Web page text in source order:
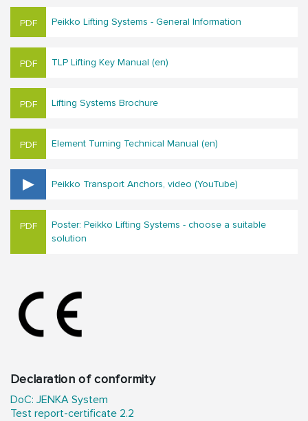
Peikko Lifting Systems - General Information
TLP Lifting Key Manual (en)
Lifting Systems Brochure
Element Turning Technical Manual (en)
Peikko Transport Anchors, video (YouTube)
Poster: Peikko Lifting Systems - choose a suitable
solution
Declaration of conformity
DoC: JENKA System
Test report-certificate 2.2